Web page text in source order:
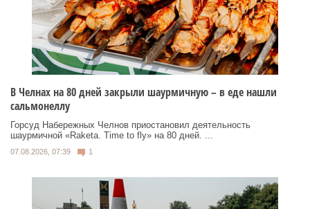
В Челнах на 80 дней закрыли шаурмичную – в еде нашли
сальмонеллу
Горсуд Набережных Челнов приостановил деятельность
шаурмичной «Raketa. Time to fly» на 80 дней. ...
07.08.2026, 07:39 1